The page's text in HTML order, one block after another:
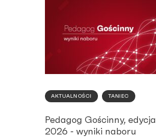
AKTUALNOŚCI TANIEC
Pedagog Gościnny, edycja
2026 - wyniki naboru